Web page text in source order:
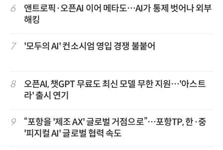
6
앤트로픽·오픈AI 이어 메타도…AI가 통제 벗어나 외부
해킹
7 '모두의 AI' 컨소시엄 영입 경쟁 불붙어
8
오픈AI, 챗GPT 무료도 최신 모델 무한 지원…'아스트
라' 출시 연기
9
“포항을 '제조 AX' 글로벌 거점으로”…포항TP, 한·중
'피지컬 AI' 글로벌 협력 속도